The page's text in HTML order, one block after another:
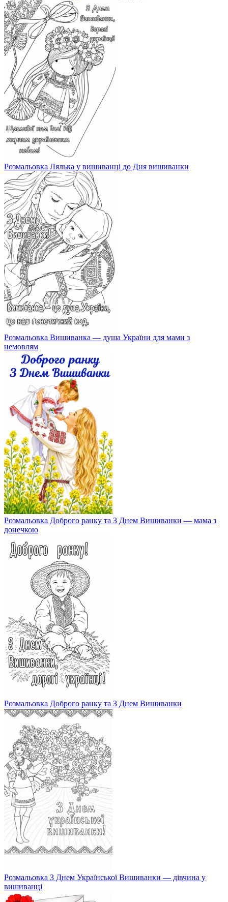
Розмальовка Лялька у вишиванці до Дня вишиванки
Розмальовка Вишиванка — душа України для мами з
немовлям
Розмальовка Доброго ранку та З Днем Вишиванки — мама з
донечкою
Розмальовка Доброго ранку та З Днем Вишиванки
Розмальовка З Днем Української Вишиванки — дівчина у
вишиванці